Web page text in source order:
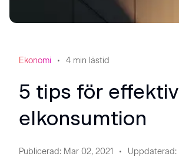
Ekonomi 4 min lästid
5 tips för effektiv
elkonsumtion
Publicerad: Mar 02, 2021 Uppdaterad: